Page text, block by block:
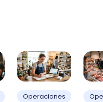
Operaciones